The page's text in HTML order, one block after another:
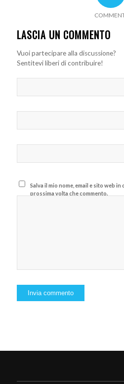
LASCIA UN COMMENTO
Vuoi partecipare alla discussione?
Sentitevi liberi di contribuire!
Salva il mio nome, email e sito web
prossima volta che commento.